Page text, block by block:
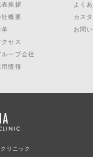
表挨拶
社概要
革
クセス
ループ会社
用情報
よく
カス
お問
リニック